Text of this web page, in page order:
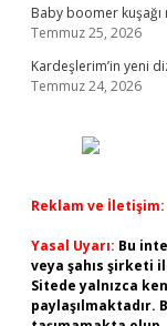
Baby boomer kuşağı
Temmuz 25, 2026
Kardeşlerim’in yeni
Temmuz 24, 2026
Reklam ve İletişim:
Yasal Uyarı: Bu
veya şahıs şirketi
Sitede yalnızca